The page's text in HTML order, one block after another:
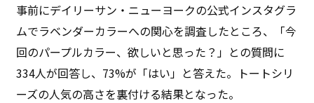
事前にデイリーサン・ニューヨークの公式インスタグラ
ムでラベンダーカラーへの関心を調査したところ、「今
回のパープルカラー、欲しいと思った？」との質問に
334人が回答し、73%が「はい」と答えた。トートシリ
ーズの人気の高さを裏付ける結果となった。